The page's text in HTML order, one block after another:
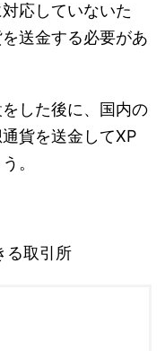
応していないた
送金する必要があ
した後に、国内の
貨を送金してXP
。
る取引所